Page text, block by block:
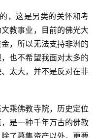
，这是另类的关怀和考
教事业，目前的佛光大
，所以无法支持非洲的
也不希望我面对太多的
太大，并不是反对在非
乘佛教寺院，历史定位
是一种千年万古的佛教
了募集资产以外，更要